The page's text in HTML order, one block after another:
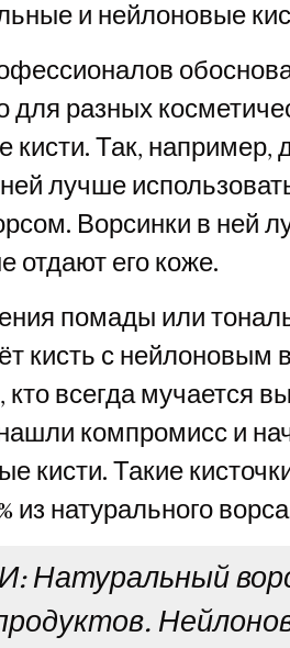
и нейлоновые
для разных
кисти. Так, например,
лучше
Ворсинки в ней
отдают его коже.
помады или
кисть с нейлоновым
всегда мучается
компромисс и
кисти. Такие
из натурального
Натуральный